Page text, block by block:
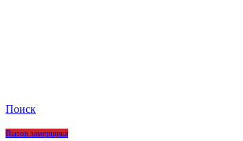
Поиск
Вызов замерщика